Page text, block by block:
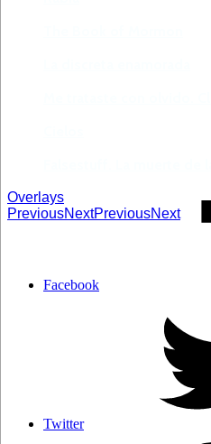
Falsestuff. La muerte de
Overlays
PreviousNextPreviousNext
Facebook
Twitter